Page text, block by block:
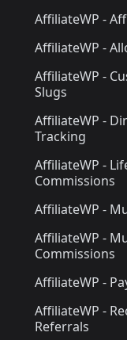
AffiliateWP -
AffiliateWP -
AffiliateWP -
Slugs
AffiliateWP -
Tracking
AffiliateWP -
Commissions
AffiliateWP -
AffiliateWP -
Commissions
AffiliateWP -
AffiliateWP -
Referrals